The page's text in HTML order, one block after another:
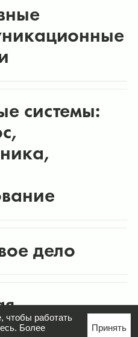
системы:
дело
работать
Более
Принять